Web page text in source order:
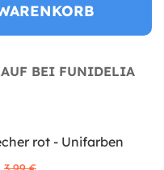
BEI FUNIDELIA
rot - Unifarben